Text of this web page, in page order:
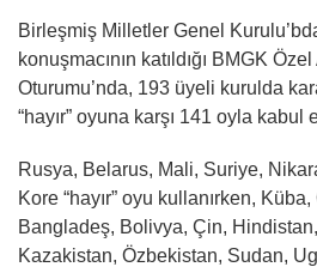
Birleşmiş Milletler Genel
konuşmacının katıldığı BMGK
Oturumu’nda, 193 üyeli kurulda
“hayır” oyuna karşı 141 oyla kabul
Rusya, Belarus, Mali, Suriye,
Kore “hayır” oyu kullanırken,
Bangladeş, Bolivya, Çin,
Kazakistan, Özbekistan, Sudan,